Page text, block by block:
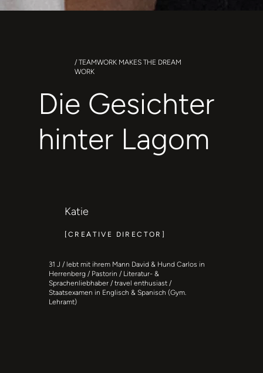
/ TEAMWORK MAKES THE DREAM
WORK
Die Gesichter
hinter Lagom
Katie
[CREATIVE DIRECTOR]
31 J / lebt mit ihrem Mann David & Hund Carlos in
Herrenberg / Pastorin / Literatur- &
Sprachenliebhaber / travel enthusiast /
Staatsexamen in Englisch & Spanisch (Gym.
Lehramt)